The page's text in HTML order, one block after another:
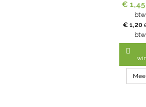
de
geschikt
€ 1,45
btw
€ 1,20
btw
